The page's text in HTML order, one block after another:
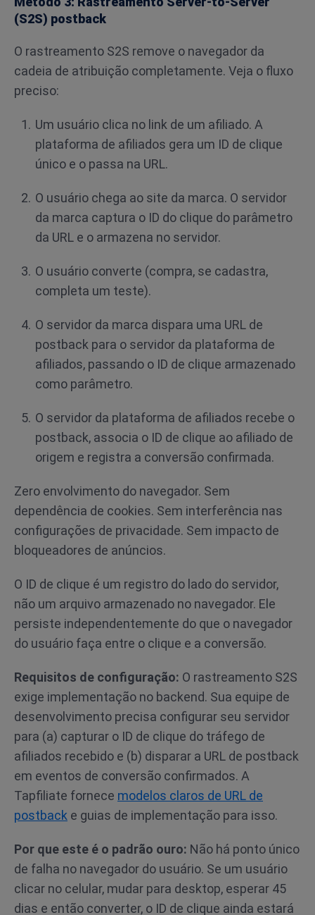
(S2S) postback
O rastreamento S2S remove o navegador da
cadeia de atribuição completamente. Veja o fluxo
preciso:
Um usuário clica no link de um afiliado. A
plataforma de afiliados gera um ID de clique
único e o passa na URL.
O usuário chega ao site da marca. O servidor
da marca captura o ID do clique do parâmetro
da URL e o armazena no servidor.
O usuário converte (compra, se cadastra,
completa um teste).
O servidor da marca dispara uma URL de
postback para o servidor da plataforma de
afiliados, passando o ID de clique armazenado
como parâmetro.
O servidor da plataforma de afiliados recebe o
postback, associa o ID de clique ao afiliado de
origem e registra a conversão confirmada.
Zero envolvimento do navegador. Sem
dependência de cookies. Sem interferência nas
configurações de privacidade. Sem impacto de
bloqueadores de anúncios.
O ID de clique é um registro do lado do servidor,
não um arquivo armazenado no navegador. Ele
persiste independentemente do que o navegador
do usuário faça entre o clique e a conversão.
Requisitos de configuração: O rastreamento S2S
exige implementação no backend. Sua equipe de
desenvolvimento precisa configurar seu servidor
para (a) capturar o ID de clique do tráfego de
afiliados recebido e (b) disparar a URL de postback
em eventos de conversão confirmados. A
Tapfiliate fornece modelos claros de URL de
postback e guias de implementação para isso.
Por que este é o padrão ouro: Não há ponto único
de falha no navegador do usuário. Se um usuário
clicar no celular, mudar para desktop, esperar 45
dias e então converter, o ID de clique ainda estará